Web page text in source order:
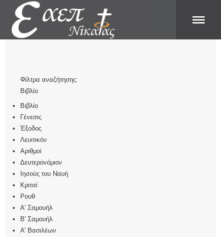
Φίλτρα αναζήτησης:
Βιβλίο
Βιβλίο
Γένεσις
Έξοδος
Λευιτικόν
Αριθμοί
Δευτερονόμιον
Ιησούς του Ναυή
Κριταί
Ρουθ
Α' Σαμουήλ
Β' Σαμουήλ
Α' Βασιλέων